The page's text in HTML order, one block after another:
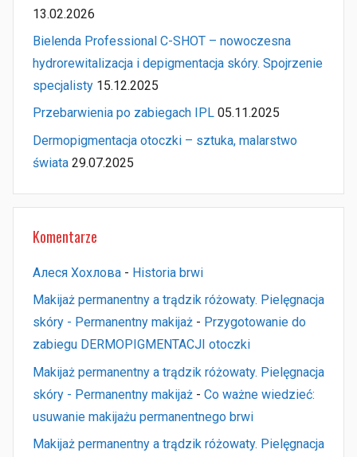
13.02.2026
Bielenda Professional C-SHOT – nowoczesna
hydrorewitalizacja i depigmentacja skóry. Spojrzenie
specjalisty 15.12.2025
Przebarwienia po zabiegach IPL 05.11.2025
Dermopigmentacja otoczki – sztuka, malarstwo
świata 29.07.2025
Komentarze
Алеся Хохлова - Historia brwi
Makijaż permanentny a trądzik różowaty. Pielęgnacja
skóry - Permanentny makijaż - Przygotowanie do
zabiegu DERMOPIGMENTACJI otoczki
Makijaż permanentny a trądzik różowaty. Pielęgnacja
skóry - Permanentny makijaż - Co ważne wiedzieć:
usuwanie makijażu permanentnego brwi
Makijaż permanentny a trądzik różowaty. Pielęgnacja